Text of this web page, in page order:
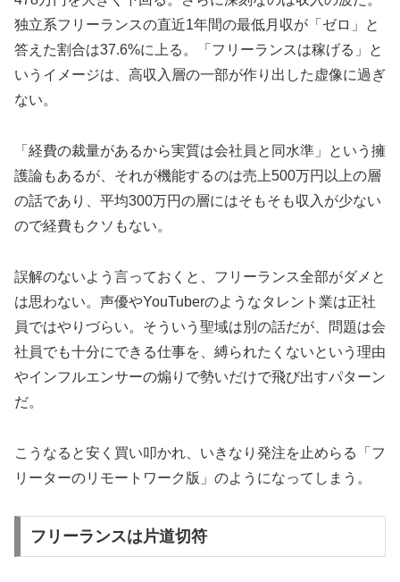
独立系フリーランスの直近1年間の最低月収が「ゼロ」と
答えた割合は37.6%に上る。「フリーランスは稼げる」と
いうイメージは、高収入層の一部が作り出した虚像に過ぎ
ない。
「経費の裁量があるから実質は会社員と同水準」という擁
護論もあるが、それが機能するのは売上500万円以上の層
の話であり、平均300万円の層にはそもそも収入が少ない
ので経費もクソもない。
誤解のないよう言っておくと、フリーランス全部がダメと
は思わない。声優やYouTuberのようなタレント業は正社
員ではやりづらい。そういう聖域は別の話だが、問題は会
社員でも十分にできる仕事を、縛られたくないという理由
やインフルエンサーの煽りで勢いだけで飛び出すパターン
だ。
こうなると安く買い叩かれ、いきなり発注を止めらる「フ
リーターのリモートワーク版」のようになってしまう。
フリーランスは片道切符